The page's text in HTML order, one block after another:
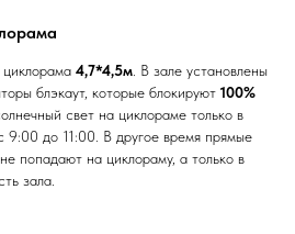
4,7*4,5м . В зале установлены
блэкаут, которые блокируют 100%
свет на циклораме только в
9:00 до 11:00. В другое время прямые
попадают на циклораму, а только в
зала.